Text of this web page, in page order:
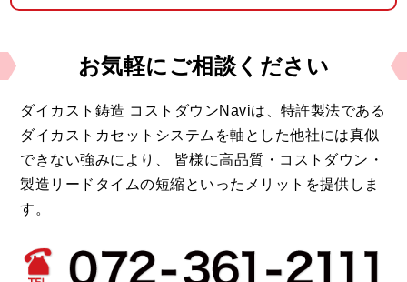
お気軽にご相談ください
ダイカスト鋳造 コストダウンNaviは、特許製法である
ダイカストカセットシステムを軸とした他社には真似
できない強みにより、
皆様に高品質・コストダウン・
製造リードタイムの短縮といったメリットを提供しま
す。